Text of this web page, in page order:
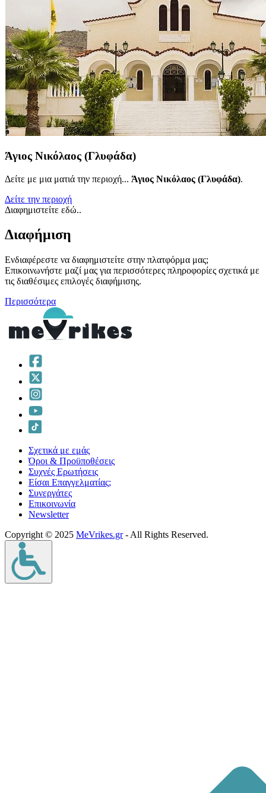
Άγιος Νικόλαος (Γλυφάδα)
Δείτε με μια ματιά την περιοχή... Άγιος Νικόλαος (Γλυφάδα).
Δείτε την περιοχή
Διαφημιστείτε εδώ..
Διαφήμιση
Ενδιαφέρεστε να διαφημιστείτε στην πλατφόρμα μας;
Επικοινωνήστε μαζί μας για περισσότερες πληροφορίες σχετικά με
τις διαθέσιμες επιλογές διαφήμισης.
Περισσότερα
Σχετικά με εμάς
Όροι & Προϋποθέσεις
Συχνές Ερωτήσεις
Είσαι Επαγγελματίας;
Συνεργάτες
Επικοινωνία
Νewsletter
Copyright © 2025 MeVrikes.gr- All Rights Reserved.